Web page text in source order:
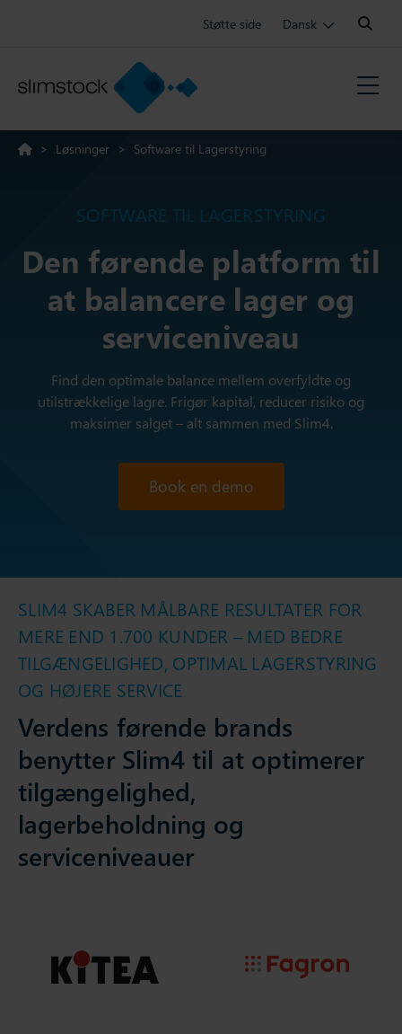
Støtte side Dansk
Search:
> Løsninger > Software til Lagerstyring
SOFTWARE TIL LAGERSTYRING
Den førende platform til
at balancere lager og
serviceniveau
Find den optimale balance mellem overfyldte og
utilstrækkelige lagre. Frigør kapital, reducer risiko og
maksimer salget – alt sammen med Slim4.
Book en demo
SLIM4 SKABER MÅLBARE RESULTATER FOR
MERE END 1.700 KUNDER – MED BEDRE
TILGÆNGELIGHED, OPTIMAL LAGERSTYRING
OG HØJERE SERVICE
Verdens førende brands
benytter Slim4 til at optimerer
tilgængelighed,
lagerbeholdning og
serviceniveauer